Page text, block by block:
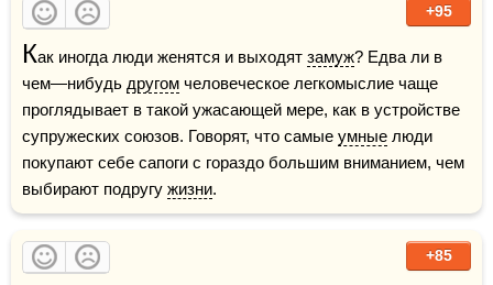
+95
Как иногда люди женятся и выходят замуж? Едва ли в
чем—нибудь другом человеческое легкомыслие чаще
проглядывает в такой ужасающей мере, как в устройстве
супружеских союзов. Говорят, что самые умные люди
покупают себе сапоги с гораздо большим вниманием, чем
выбирают подругу жизни.
+85